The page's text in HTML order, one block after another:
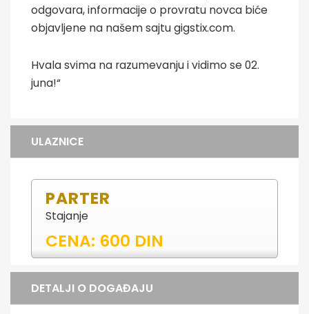
odgovara, informacije o provratu novca biće
objavljene na našem sajtu gigstix.com.
Hvala svima na razumevanju i vidimo se 02.
juna!“
ULAZNICE
PARTER
Stajanje
CENA: 600 DIN
DETALJI O DOGAĐAJU